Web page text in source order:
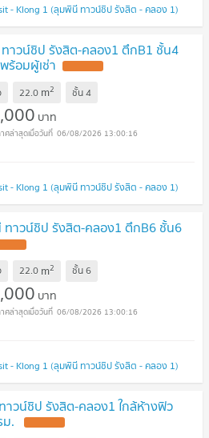
- Klong 1 (ลุมพินี ทาวน์ชิป รังสิต - คลอง 1)
ทาวน์ชิป รังสิต-คลอง1 ตึกB1 ชั้น4
ร้อมผู้เช่า
22.0 m2 ชั้น4
บาท
06/08/2026 13:00:16
- Klong 1 (ลุมพินี ทาวน์ชิป รังสิต - คลอง 1)
ทาวน์ชิป รังสิต-คลอง1 ตึกB6 ชั้น6
22.0 m2 ชั้น6
บาท
06/08/2026 13:00:16
- Klong 1 (ลุมพินี ทาวน์ชิป รังสิต - คลอง 1)
าวน์ชิป รังสิต-คลอง1 ใกล้ห้างฟิว
.